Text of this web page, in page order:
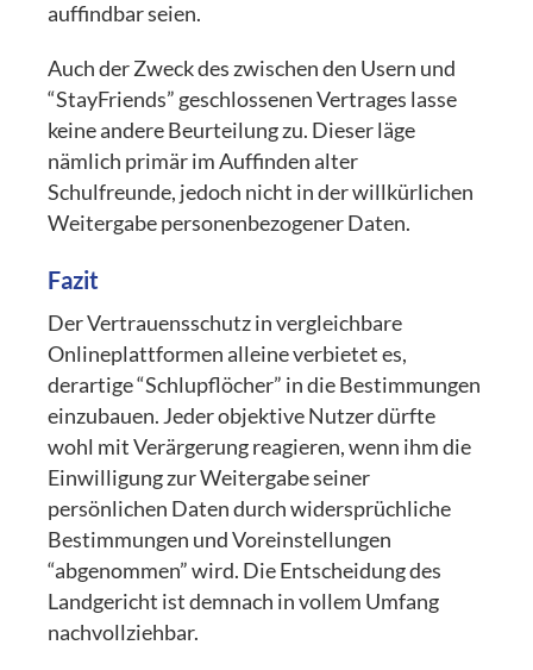
auffindbar seien.
Auch der Zweck des zwischen den Usern und
“StayFriends” geschlossenen Vertrages lasse
keine andere Beurteilung zu. Dieser läge
nämlich primär im Auffinden alter
Schulfreunde, jedoch nicht in der willkürlichen
Weitergabe personenbezogener Daten.
Fazit
Der Vertrauensschutz in vergleichbare
Onlineplattformen alleine verbietet es,
derartige “Schlupflöcher” in die Bestimmungen
einzubauen. Jeder objektive Nutzer dürfte
wohl mit Verärgerung reagieren, wenn ihm die
Einwilligung zur Weitergabe seiner
persönlichen Daten durch widersprüchliche
Bestimmungen und Voreinstellungen
“abgenommen” wird. Die Entscheidung des
Landgericht ist demnach in vollem Umfang
nachvollziehbar.